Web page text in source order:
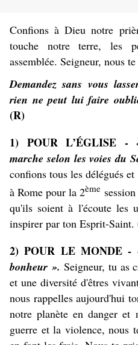
Confions à Dieu notre
touche notre terre, les
assemblée. Seigneur, nous
Demandez sans vous
rien ne peut lui faire
(R)
1) POUR L’ÉGLISE -
marche selon les voies du
confions tous les délégués
à Rome pour la 2ème
qu'ils soient à l'écoute les
inspirer par ton Esprit-Saint.
2) POUR LE MONDE -
bonheur ». Seigneur, tu as
et une diversité d'êtres
nous rappelles aujourd'hui
notre planète en danger et
guerre et la violence, nous